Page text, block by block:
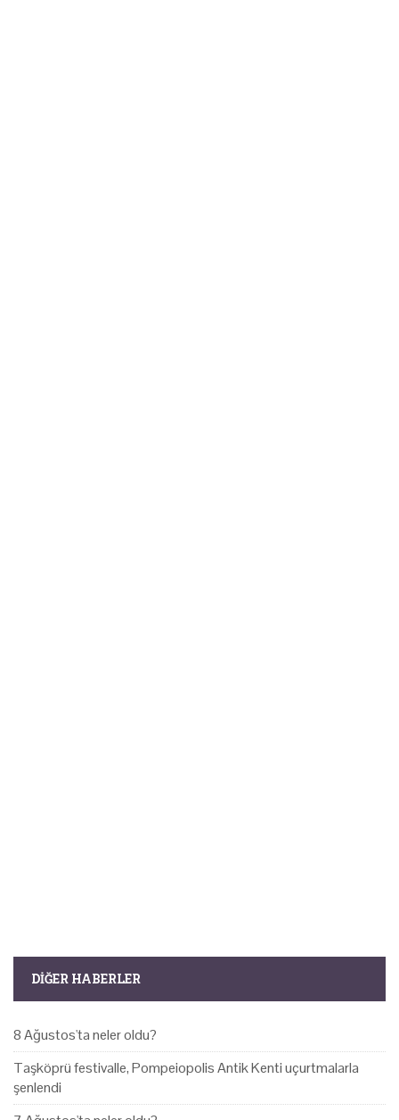
DIĞER HABERLER
8 Ağustos'ta neler oldu?
Taşköprü festivalle, Pompeiopolis Antik Kenti uçurtmalarla
şenlendi